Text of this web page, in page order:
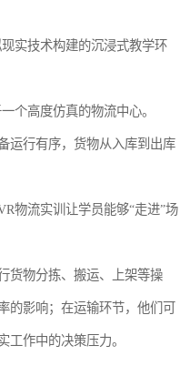
实技术构建的沉浸式教学环
个高度仿真的物流中心。
运行有序，货物从入库到出库
物流实训让学员能够“走进”场
货物分拣、搬运、上架等操
的影响；在运输环节，他们可
工作中的决策压力。